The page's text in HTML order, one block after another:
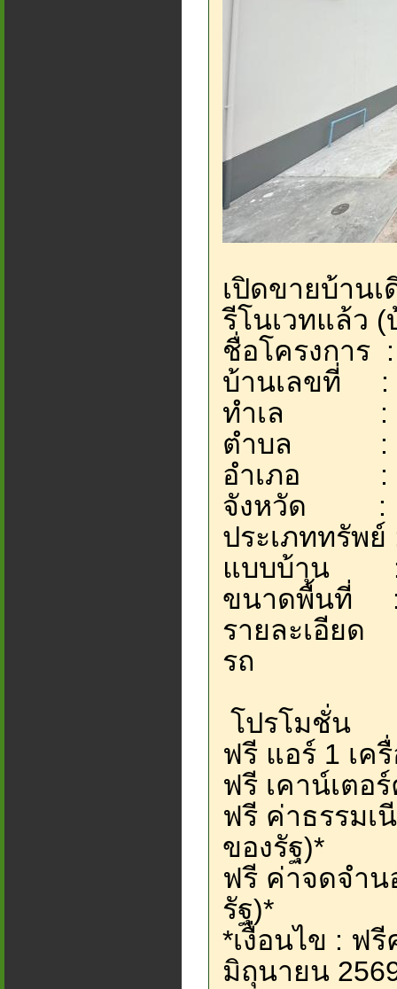
เปิดขายบ้าน
รีโนเวทแล้ว
ชื่อโครงการ
บ้านเลขที่ :
ทำเล : ห
ตำบล : ห
อำเภอ :
จังหวัด :
ประเภททรัพ
แบบบ้าน :
ขนาดพื้นที่ :
รายละเอีย
รถ
โปรโมชั่น
ฟรี แอร์ 1 เค
ฟรี เคาน์เตอ
ฟรี ค่าธรรมเ
ของรัฐ)*
ฟรี ค่าจดจำน
รัฐ)*
*เงื่อนไข : ฟ
มิถุนายน